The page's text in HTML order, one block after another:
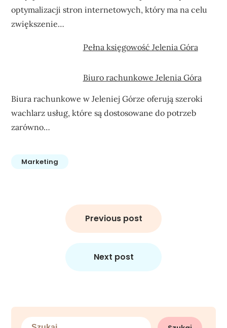
optymalizacji stron internetowych, który ma na celu
zwiększenie…
Pełna księgowość Jelenia Góra
Biuro rachunkowe Jelenia Góra
Biura rachunkowe w Jeleniej Górze oferują szeroki
wachlarz usług, które są dostosowane do potrzeb
zarówno…
Marketing
Previous post
Next post
Szukaj: